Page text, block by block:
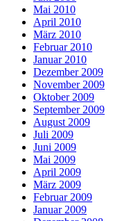
Mai 2010
April 2010
März 2010
Februar 2010
Januar 2010
Dezember 2009
November 2009
Oktober 2009
September 2009
August 2009
Juli 2009
Juni 2009
Mai 2009
April 2009
März 2009
Februar 2009
Januar 2009